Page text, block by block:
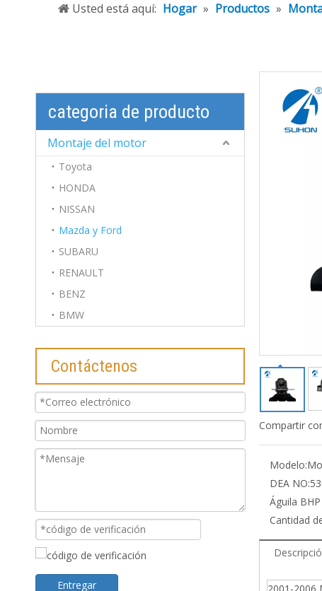
Usted está aquí: Hogar » Productos »
categoria de producto
Montaje del motor
Toyota
HONDA
NISSAN
Mazda y Ford
SUBARU
RENAULT
BENZ
BMW
Contáctenos
Entregar
Compartir
Modelo:
DEA NO:
Águila
Cantidad